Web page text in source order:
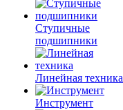
Ступичные
подшипники
Линейная техника
Инструмент